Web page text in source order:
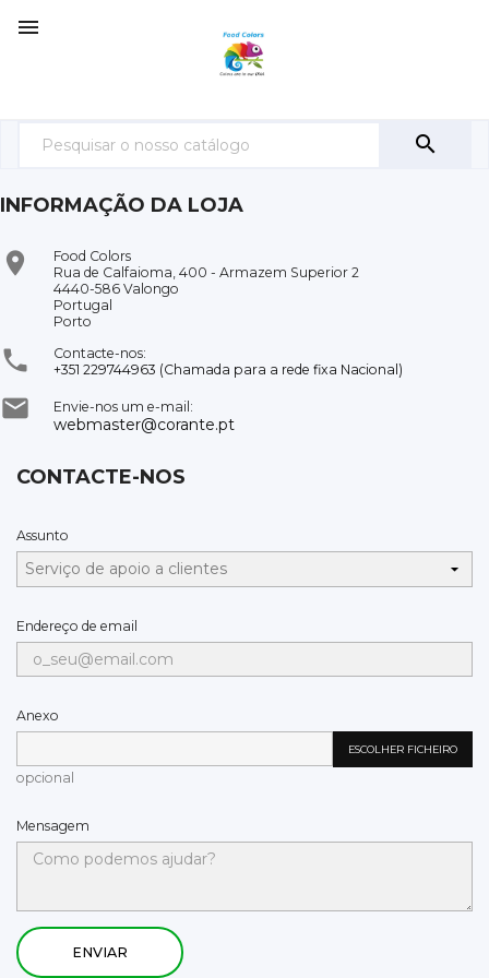


INFORMAÇÃO DA LOJA

Food Colors
Rua de Calfaioma, 400 - Armazem Superior 2
4440-586 Valongo
Portugal
Porto

Contacte-nos:
+351 229744963 (Chamada para a rede fixa Nacional)
 Envie-nos um e-mail:
webmaster@corante.pt
CONTACTE-NOS
Assunto
Endereço de email
Anexo
ESCOLHER FICHEIRO
opcional
Mensagem